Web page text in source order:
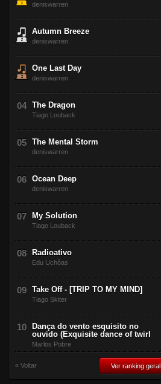
deniswarren
Autumn Breeze
deniswarren
One Last Day
deniswarren
The Dragon
Tiago Louback
The Mental Storm
deniswarren
Ocean Deep
deniswarren
My Solution
Tiago Louback
Radioativo
Edu Uchôas
Take Off - [TRIP TO MY MIND]
Tiago Skiter
Dança do vento esquisito no
ouvido (Exquisite dance of twirl
Marlos Pobre
« Voltar Ver ranking geral